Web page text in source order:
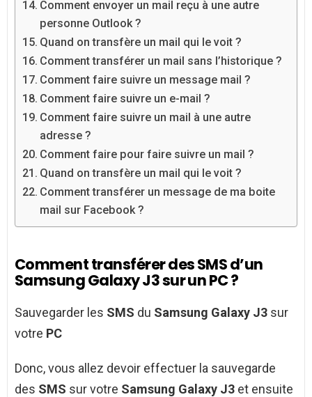
Comment envoyer un mail reçu à une autre
personne Outlook ?
Quand on transfère un mail qui le voit ?
Comment transférer un mail sans l’historique ?
Comment faire suivre un message mail ?
Comment faire suivre un e-mail ?
Comment faire suivre un mail à une autre
adresse ?
Comment faire pour faire suivre un mail ?
Quand on transfère un mail qui le voit ?
Comment transférer un message de ma boite
mail sur Facebook ?
Comment transférer des SMS d’un
Samsung Galaxy J3 sur un PC ?
Sauvegarder les SMS du Samsung Galaxy J3 sur
votre PC
Donc, vous allez devoir effectuer la sauvegarde
des SMS sur votre Samsung Galaxy J3 et ensuite